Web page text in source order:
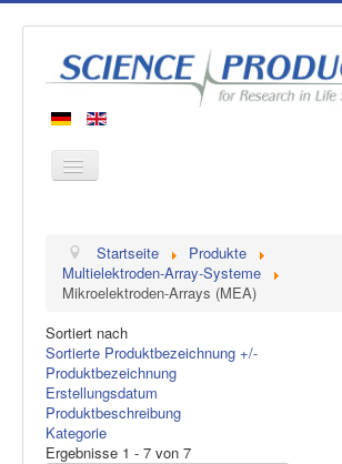
Produkte
Hersteller
Über uns
Kontakt
Startseite
Produkte
Multielektroden-Array-Systeme
Mikroelektroden-Arrays (MEA)
Sortiert nach
Sortierte Produktbezeichnung +/-
Produktbezeichnung
Erstellungsdatum
Produktbeschreibung
Kategorie
Ergebnisse 1 - 7 von 7